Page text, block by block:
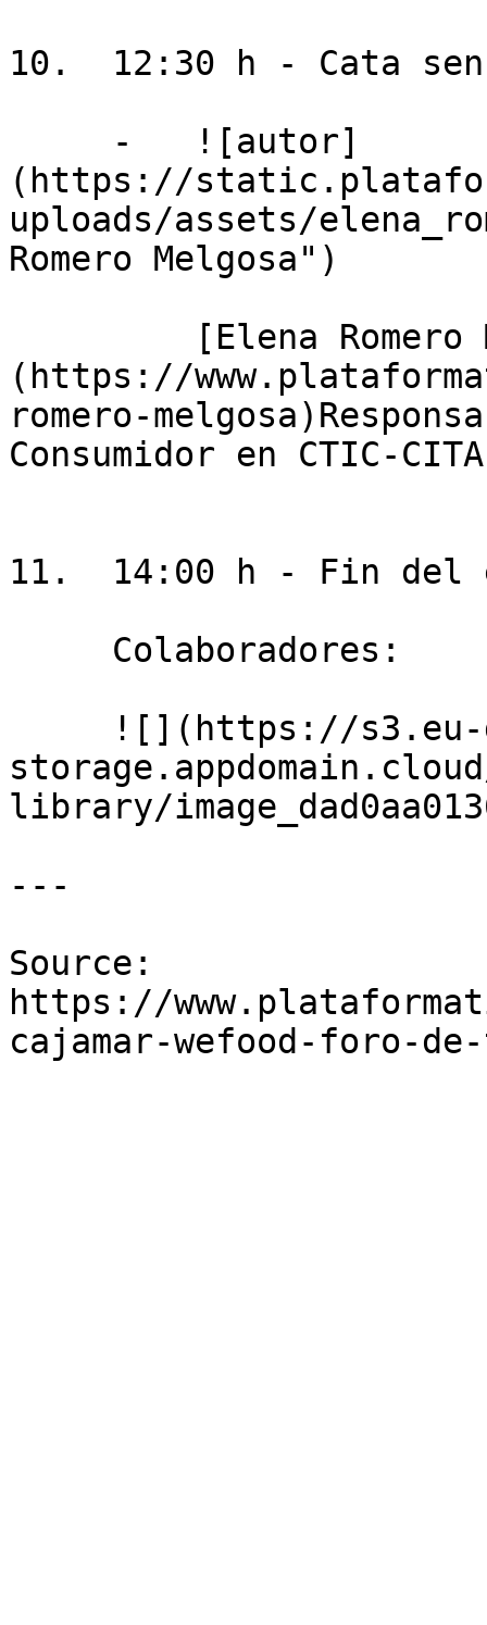
10.  12:30 h - Cata
(https://
uploads/assets/
Romero Melgosa")
(https://
romero-
Consumidor en CTIC-CITA
11.  14:00 h - Fin del
library/
---
Source:
https://